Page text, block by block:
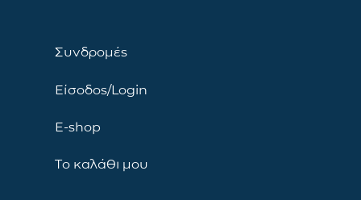
Συνδρομές
Είσοδος/Login
E-shop
Το καλάθι μου